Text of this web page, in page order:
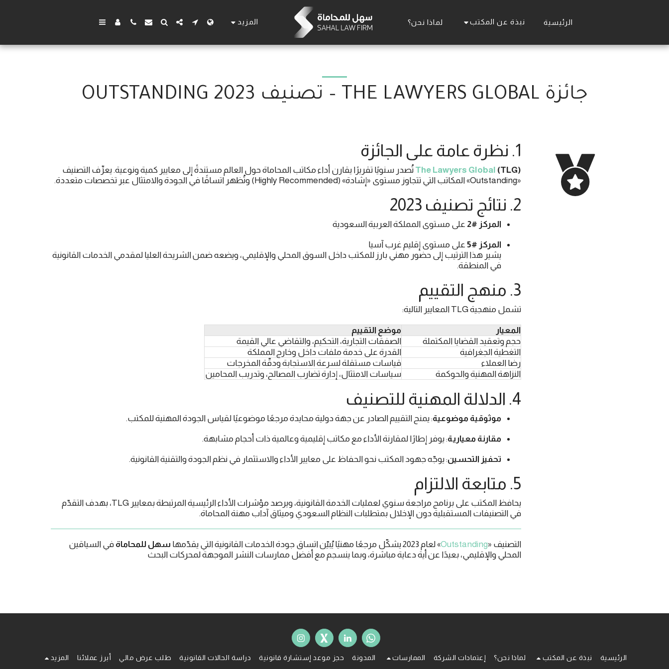
الرئيسية نبذة عن المكتب لماذا نحن؟ المزيد
جائزة THE LAWYERS GLOBAL – تصنيف OUTSTANDING 2023
1. نظرة عامة على الجائزة
The Lawyers Global (TLG)
تُصدر سنويًا تقريرًا يقارن أداء مكاتب المحاماة حول العالم مستندةً إلى معايير كمية ونوعية. يعرِّف التصنيف
«Outstanding» المكاتب التي تتجاوز مستوى «إشادة» (Highly Recommended) وتُظهر اتساقًا في الجودة والامتثال عبر تخصصات متعددة.
2. نتائج تصنيف 2023
المركز #2 على مستوى المملكة العربية السعودية
المركز #5
على مستوى إقليم غرب آسيا
يشير هذا الترتيب إلى حضور مهني بارز للمكتب داخل السوق المحلي والإقليمي، ويضعه ضمن الشريحة العليا لمقدمي الخدمات القانونية
في المنطقة.
3. منهج التقييم
تشمل منهجية TLG المعايير التالية:
المعيار
موضع التقييم
حجم وتعقيد القضايا المكتملة
الصفقات التجارية، التحكيم، والتقاضي عالي القيمة
التغطية الجغرافية
القدرة على خدمة ملفات داخل وخارج المملكة
رضا العملاء
قياسات مستقلة لسرعة الاستجابة ودقّة المخرجات
النزاهة المهنية والحوكمة
سياسات الامتثال، إدارة تضارب المصالح، وتدريب المحامين
4. الدلالة المهنية للتصنيف
موثوقية موضوعية: يمنح التقييم الصادر عن جهة دولية محايدة مرجعًا موضوعيًا لقياس الجودة المهنية للمكتب.
مقارنة معيارية: يوفر إطارًا لمقارنة الأداء مع مكاتب إقليمية وعالمية ذات أحجام مشابهة.
تحفيز التحسين: يوجّه جهود المكتب نحو الحفاظ على معايير الأداء والاستثمار في نظم الجودة والتقنية القانونية.
5. متابعة الالتزام
يحافظ المكتب على برنامج مراجعة سنوي لعمليات الخدمة القانونية، ويرصد مؤشرات الأداء الرئيسية المرتبطة بمعايير TLG، بهدف التقدّم
في التصنيفات المستقبلية دون الإخلال بمتطلبات النظام السعودي وميثاق آداب مهنة المحاماة.
التصنيف «Outstanding» لعام 2023 يشكّل مرجعًا مهنيًا يُبيّن اتساق جودة الخدمات القانونية التي يقدّمها سهل للمحاماة في السياقين
المحلي والإقليمي، بعيدًا عن أية دعاية مباشرة، وبما ينسجم مع أفضل ممارسات النشر الموجهة لمحركات البحث
الرئيسية نبذة عن المكتب لماذا نحن؟ إعتمادات الشركة الممارسات المدونة حجز موعد إستشارة قانونية دراسة الحالات القانونية طلب عرض مالي أبرز عملائنا المزيد